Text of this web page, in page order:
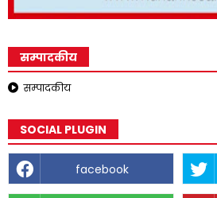
सम्पादकीय
सम्पादकीय
SOCIAL PLUGIN
facebook